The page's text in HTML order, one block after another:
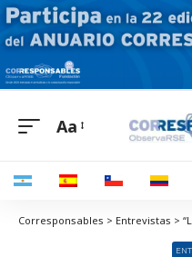
Aa